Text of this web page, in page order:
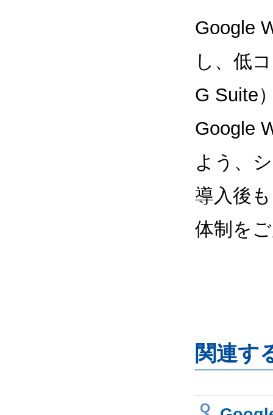
Google
し、低
G Suite
Google
よう、
導入後
体制を
関連す
Q